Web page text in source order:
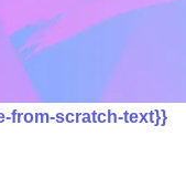
from-scratch-text}}